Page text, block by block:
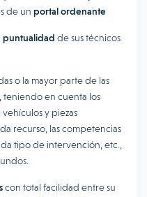
de un portal ordenante
puntualidad de sus técnicos
o la mayor parte de las
teniendo en cuenta los
y piezas
recurso, las competencias
tipo de intervención, etc.,
con total facilidad entre su